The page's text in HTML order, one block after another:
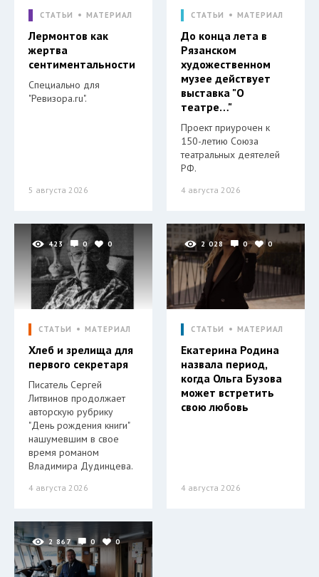
СТАТЬИ МАТЕРИАЛ
Лермонтов как
жертва
сентиментальности
Специально для
"Ревизора.ru".
5 августа 2026
СТАТЬИ МАТЕРИАЛ
До конца лета в
Рязанском
художественном
музее действует
выставка "О
театре…"
Проект приурочен к
150-летию Союза
театральных деятелей
РФ.
4 августа 2026
423 0 0
СТАТЬИ МАТЕРИАЛ
Хлеб и зрелища для
первого секретаря
Писатель Сергей
Литвинов продолжает
авторскую рубрику
"День рождения книги"
нашумевшим в свое
время романом
Владимира Дудинцева.
4 августа 2026
2 028 0 0
СТАТЬИ МАТЕРИАЛ
Екатерина Родина
назвала период,
когда Ольга Бузова
может встретить
свою любовь
4 августа 2026
2 867 0 0